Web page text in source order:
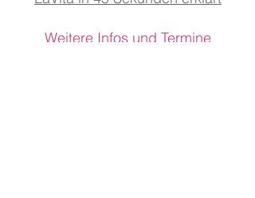
Weitere Infos und Termine